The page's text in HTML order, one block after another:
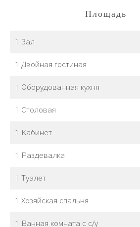
Площадь
1 Зал
1 Двойная гостиная
1 Оборудованная кухня
1 Столовая
1 Кабинет
1 Раздевалка
1 Туалет
1 Хозяйская спальня
1 Ванная комната с с/у